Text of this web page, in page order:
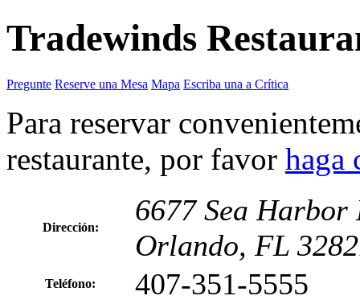
Tradewinds
Pregunte Reserve una Mesa Mapa Escriba una a Crítica
Para reservar
restaurante, por favor haga
Dirección:
6677 Sea Harbor
Orlando, FL
Teléfono: 407-351-5555